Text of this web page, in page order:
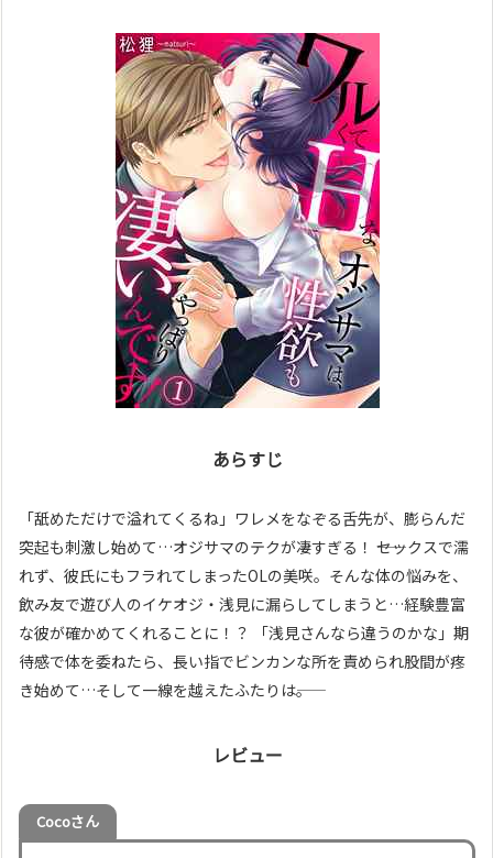
あらすじ
「舐めただけで溢れてくるね」ワレメをなぞる舌先が、膨らんだ
突起も刺激し始めて…オジサマのテクが凄すぎる！ ――セックスで濡
れず、彼氏にもフラれてしまったOLの美咲。そんな体の悩みを、
飲み友で遊び人のイケオジ・浅見に漏らしてしまうと…経験豊富
な彼が確かめてくれることに！？ 「浅見さんなら違うのかな」期
待感で体を委ねたら、長い指でビンカンな所を責められ股間が疼
き始めて…そして一線を越えたふたりは――。
レビュー
Cocoさん